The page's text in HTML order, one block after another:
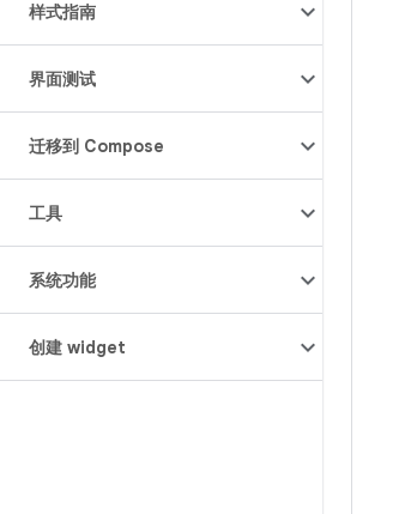
样式指南
界面测试
迁移到 Compose
工具
系统功能
创建 widget